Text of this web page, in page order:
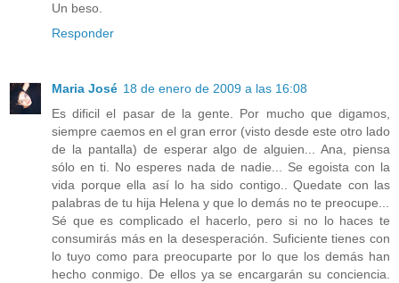
Un beso.
Responder
Maria José 18 de enero de 2009 a las 16:08
Es dificil el pasar de la gente. Por mucho que digamos,
siempre caemos en el gran error (visto desde este otro lado
de la pantalla) de esperar algo de alguien... Ana, piensa
sólo en ti. No esperes nada de nadie... Se egoista con la
vida porque ella así lo ha sido contigo.. Quedate con las
palabras de tu hija Helena y que lo demás no te preocupe...
Sé que es complicado el hacerlo, pero si no lo haces te
consumirás más en la desesperación. Suficiente tienes con
lo tuyo como para preocuparte por lo que los demás han
hecho conmigo. De ellos ya se encargarán su conciencia.